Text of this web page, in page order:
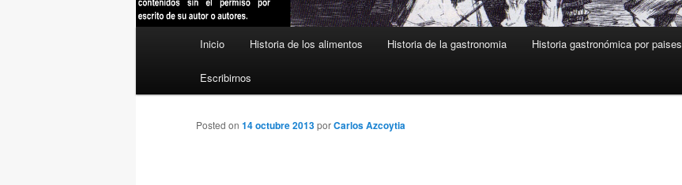
Inicio Historia de los alimentos Historia de la gastronomia Historia gastronómica por paises
Escribirnos
Posted on 14 octubre 2013porCarlos Azcoytia